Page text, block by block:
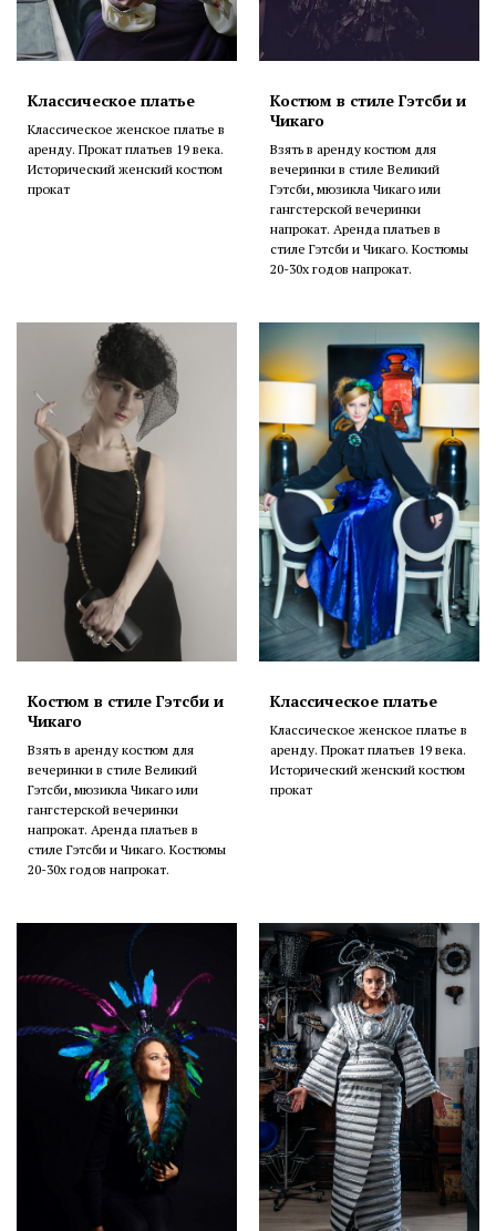
Классическое платье
Классическое женское платье в
аренду. Прокат платьев 19 века.
Исторический женский костюм
прокат
Костюм в стиле Гэтсби и
Чикаго
Взять в аренду костюм для
вечеринки в стиле Великий
Гэтсби, мюзикла Чикаго или
гангстерской вечеринки
напрокат. Аренда платьев в
стиле Гэтсби и Чикаго. Костюмы
20-30х годов напрокат.
Костюм в стиле Гэтсби и
Чикаго
Взять в аренду костюм для
вечеринки в стиле Великий
Гэтсби, мюзикла Чикаго или
гангстерской вечеринки
напрокат. Аренда платьев в
стиле Гэтсби и Чикаго. Костюмы
20-30х годов напрокат.
Классическое платье
Классическое женское платье в
аренду. Прокат платьев 19 века.
Исторический женский костюм
прокат